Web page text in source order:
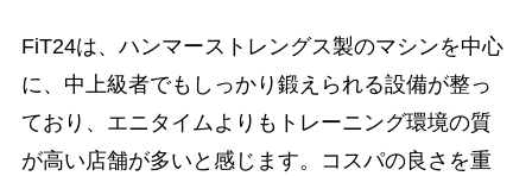
FiT24は、ハンマーストレングス製のマシンを中心
に、中上級者でもしっかり鍛えられる設備が整っ
ており、エニタイムよりもトレーニング環境の質
が高い店舗が多いと感じます。コスパの良さを重